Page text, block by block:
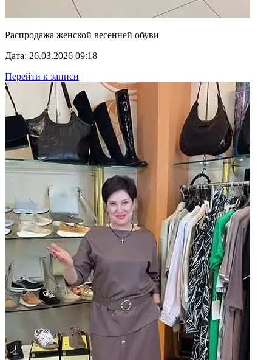
Распродажа женской весенней обуви
Дата: 26.03.2026 09:18
Перейти к записи